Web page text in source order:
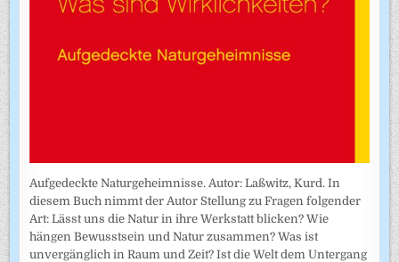
Aufgedeckte Naturgeheimnisse. Autor: Laßwitz, Kurd. In
diesem Buch nimmt der Autor Stellung zu Fragen folgender
Art: Lässt uns die Natur in ihre Werkstatt blicken? Wie
hängen Bewusstsein und Natur zusammen? Was ist
unvergänglich in Raum und Zeit? Ist die Welt dem Untergang